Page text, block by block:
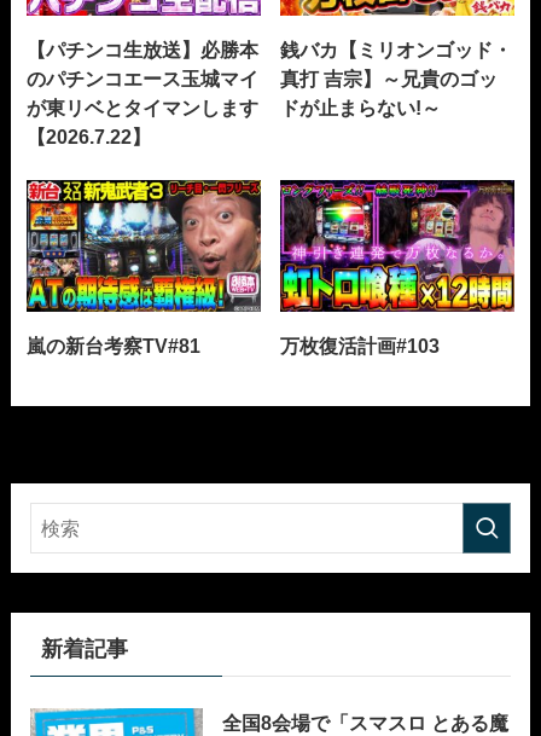
【パチンコ生放送】必勝本
のパチンコエース玉城マイ
が東リベとタイマンします
【2026.7.22】
銭バカ【ミリオンゴッド・
真打 吉宗】～兄貴のゴッ
ドが止まらない!～
嵐の新台考察TV#81 万枚復活計画#103
新着記事
全国8会場で「スマスロ とある魔